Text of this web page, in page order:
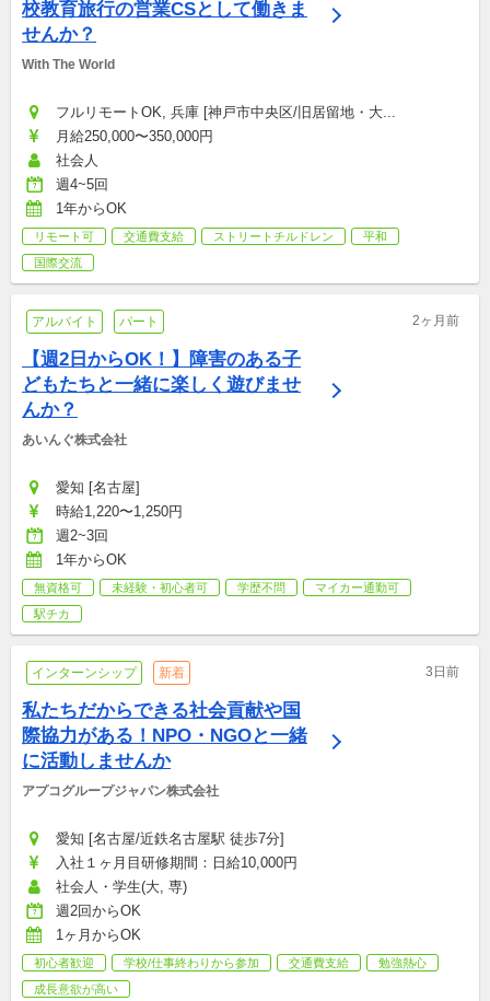
校教育旅行の営業CSとして働きま
せんか？
With The World
フルリモートOK, 兵庫 [神戸市中央区/旧居留地・大...
月給250,000〜350,000円
社会人
週4~5回
1年からOK
リモート可 交通費支給 ストリートチルドレン
平和
国際交流
アルバイト パート 2ヶ月前
【週2日からOK！】障害のある子
どもたちと一緒に楽しく遊びませ
んか？
あいんぐ株式会社
愛知 [名古屋]
時給1,220〜1,250円
週2~3回
1年からOK
無資格可 未経験・初心者可 学歴不問
マイカー通勤可
駅チカ
インターンシップ 新着 3日前
私たちだからできる社会貢献や国
際協力がある！NPO・NGOと一緒
に活動しませんか
アプコグループジャパン株式会社
愛知 [名古屋/近鉄名古屋駅 徒歩7分]
入社１ヶ月目研修期間：日給10,000円
社会人・学生(大, 専)
週2回からOK
1ヶ月からOK
初心者歓迎 学校/仕事終わりから参加 交通費支給
勉強熱心
成長意欲が高い